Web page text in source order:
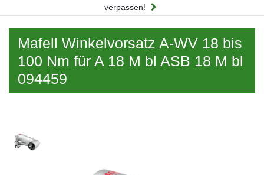
verpassen!
Mafell Winkelvorsatz A-WV 18 bis
100 Nm für A 18 M bl ASB 18 M bl
094459